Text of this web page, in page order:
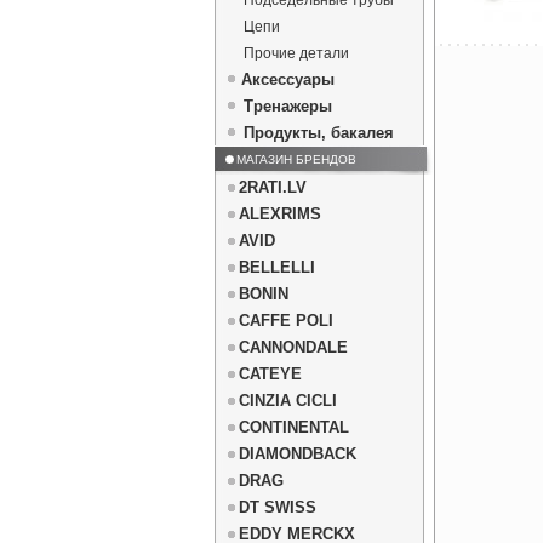
Цепи
Прочие детали
Аксессуары
Тренажеры
Продукты, бакалея
МАГАЗИН БРЕНДОВ
2RATI.LV
ALEXRIMS
AVID
BELLELLI
BONIN
CAFFE POLI
CANNONDALE
CATEYE
CINZIA CICLI
CONTINENTAL
DIAMONDBACK
DRAG
DT SWISS
EDDY MERCKX